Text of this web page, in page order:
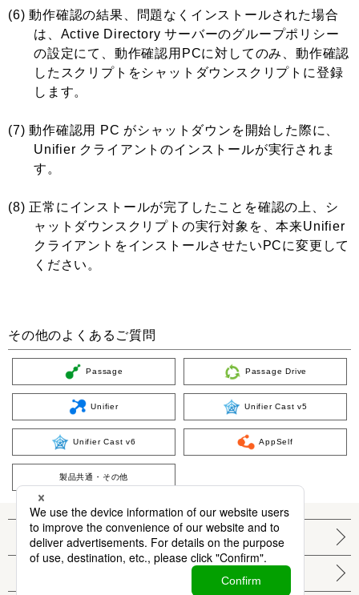
(6) 動作確認の結果、問題なくインストールされた場合
は、Active Directory サーバーのグループポリシー
の設定にて、動作確認用PCに対してのみ、動作確認
したスクリプトをシャットダウンスクリプトに登録
します。
(7) 動作確認用 PC がシャットダウンを開始した際に、
Unifier クライアントのインストールが実行されま
す。
(8) 正常にインストールが完了したことを確認の上、シ
ャットダウンスクリプトの実行対象を、本来Unifier
クライアントをインストールさせたいPCに変更して
ください。
その他のよくあるご質問
Passage Passage Drive
Unifier Unifier Cast v5
Unifier Cast v6 AppSelf
製品共通・その他
個人情報保護方針